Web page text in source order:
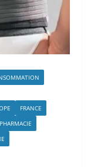
FRANCE
PHARMACIE